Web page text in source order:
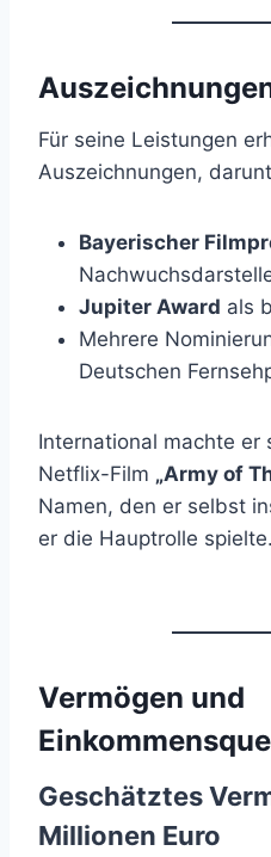
Für seine Leistungen
Auszeichnungen,
Bayerischer
Jupiter Award als
Mehrere
Deutschen
International machte er
Netflix-Film „Army of
Namen, den er selbst
er die Hauptrolle spielte.
Vermögen und
Geschätztes
Millionen Euro